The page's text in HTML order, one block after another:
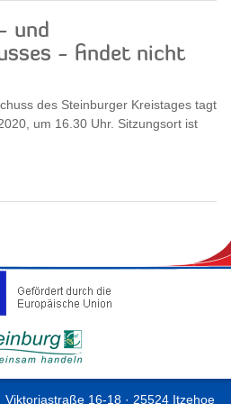
und
- findet nicht
des Steinburger Kreistages tagt
um 16.30 Uhr. Sitzungsort ist
Viktoriastraße 16-18 · 25524 Itzehoe